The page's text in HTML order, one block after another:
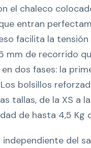
el chaleco
entran
facilita la
mm de recorrido
dos fases: la
bolsillos
tallas, de la XS a
de hasta 4,5 Kg
independiente del